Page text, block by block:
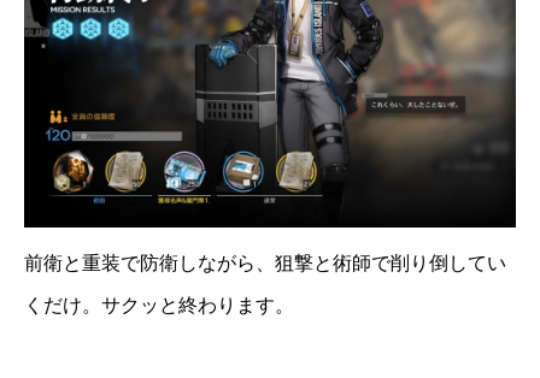
前衛と重装で防衛しながら、狙撃と術師で削り倒してい
くだけ。サクッと終わります。